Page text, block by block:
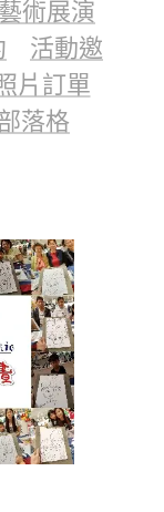
術展演
活動邀
片訂單
落格